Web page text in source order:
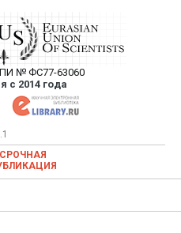
Союз Ученых —
статей в
журнале
ПИ № ФС77-63060
с 2014 года
научных статей в
журнале
СРОЧНАЯ